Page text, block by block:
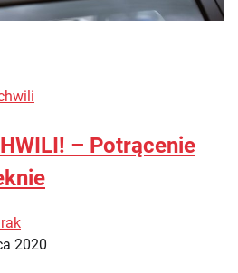
– Potrącenie
2020